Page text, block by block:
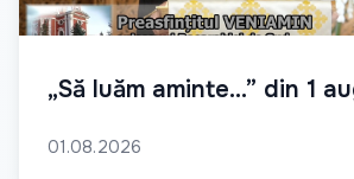
„Să luăm aminte...” din 1
01.08.2026